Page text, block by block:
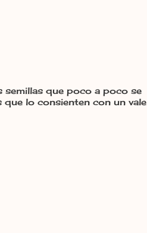
semillas que poco a poco se
lo consienten con un vale